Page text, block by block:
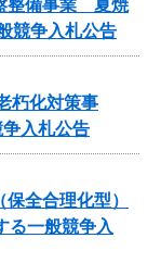
整備事業 夏焼
競争入札公告
朽化対策事
入札公告
全合理化型）
る一般競争入